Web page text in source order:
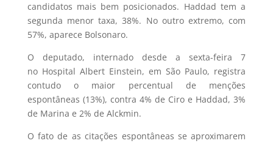
candidatos mais bem posicionados. Haddad tem a
segunda menor taxa, 38%. No outro extremo, com
57%, aparece Bolsonaro.
O deputado, internado desde a sexta-feira 7
no Hospital Albert Einstein, em São Paulo, registra
contudo o maior percentual de menções
espontâneas (13%), contra 4% de Ciro e Haddad, 3%
de Marina e 2% de Alckmin.
O fato de as citações espontâneas se aproximarem